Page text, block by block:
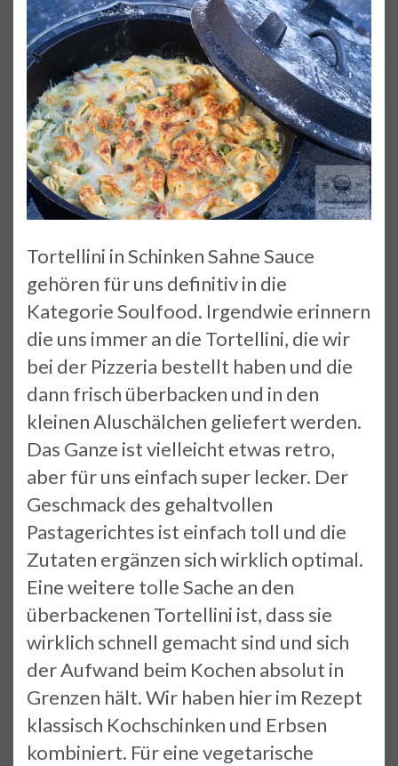
Tortellini in Schinken Sahne Sauce
gehören für uns definitiv in die
Kategorie Soulfood. Irgendwie erinnern
die uns immer an die Tortellini, die wir
bei der Pizzeria bestellt haben und die
dann frisch überbacken und in den
kleinen Aluschälchen geliefert werden.
Das Ganze ist vielleicht etwas retro,
aber für uns einfach super lecker. Der
Geschmack des gehaltvollen
Pastagerichtes ist einfach toll und die
Zutaten ergänzen sich wirklich optimal.
Eine weitere tolle Sache an den
überbackenen Tortellini ist, dass sie
wirklich schnell gemacht sind und sich
der Aufwand beim Kochen absolut in
Grenzen hält. Wir haben hier im Rezept
klassisch Kochschinken und Erbsen
kombiniert. Für eine vegetarische